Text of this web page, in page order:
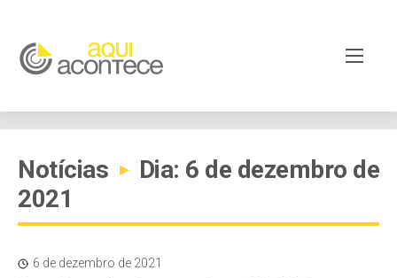
Notícias ▸
Dia: 6 de dezembro de
2021
6 de dezembro de 2021